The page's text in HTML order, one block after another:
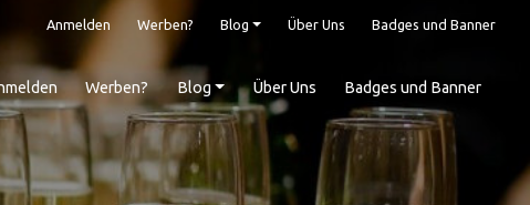
Anmelden Werben? Blog Über Uns Badges und Banner
Werben? Blog Über Uns Badges und Banner